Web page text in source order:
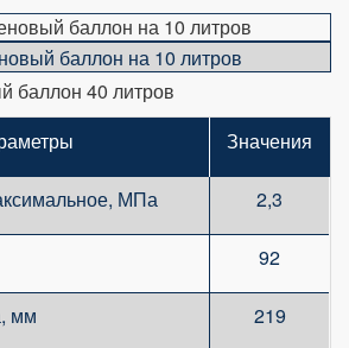
баллон на 10 литров
баллон 40 литров
Значения
МПа 2,3
92
мм 219